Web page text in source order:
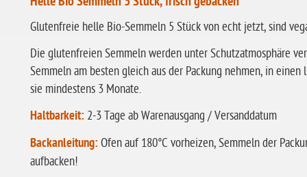
Glutenfreie helle Bio-Semmeln 5 Stück von echt jetzt, sind
Die glutenfreien Semmeln werden unter Schutzatmosphäre
Semmeln am besten gleich aus der Packung nehmen, in
sie mindestens 3 Monate.
Haltbarkeit: 2-3 Tage ab Warenausgang / Versanddatum
Backanleitung: Ofen auf 180°C vorheizen, Semmeln der
aufbacken!